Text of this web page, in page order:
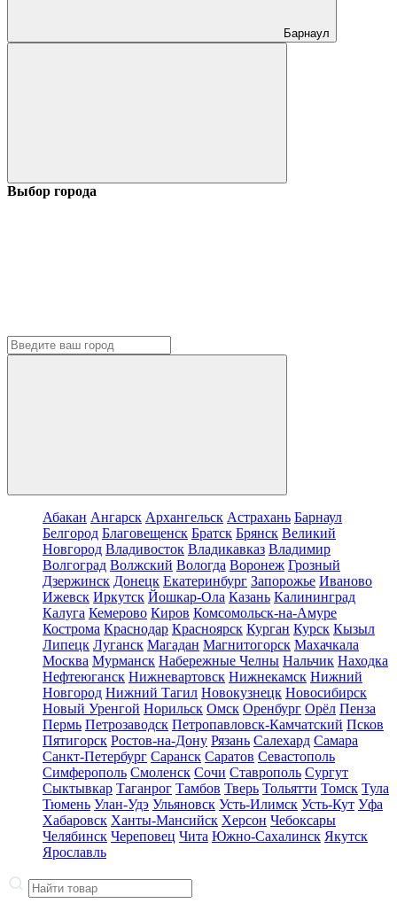
Барнаул
Выбор города
Абакан Ангарск Архангельск Астрахань Барнаул
Белгород Благовещенск Братск Брянск Великий
Новгород Владивосток Владикавказ Владимир
Волгоград Волжский Вологда Воронеж Грозный
Дзержинск Донецк Екатеринбург Запорожье Иваново
Ижевск Иркутск Йошкар-Ола Казань Калининград
Калуга Кемерово Киров Комсомольск-на-Амуре
Кострома Краснодар Красноярск Курган Курск Кызыл
Липецк Луганск Магадан Магнитогорск Махачкала
Москва Мурманск Набережные Челны Нальчик Находка
Нефтеюганск Нижневартовск Нижнекамск Нижний
Новгород Нижний Тагил Новокузнецк Новосибирск
Новый Уренгой Норильск Омск Оренбург Орёл Пенза
Пермь Петрозаводск Петропавловск-Камчатский Псков
Пятигорск Ростов-на-Дону Рязань Салехард Самара
Санкт-Петербург Саранск Саратов Севастополь
Симферополь Смоленск Сочи Ставрополь Сургут
Сыктывкар Таганрог Тамбов Тверь Тольятти Томск Тула
Тюмень Улан-Удэ Ульяновск Усть-Илимск Усть-Кут Уфа
Хабаровск Ханты-Мансийск Херсон Чебоксары
Челябинск Череповец Чита Южно-Сахалинск Якутск
Ярославль